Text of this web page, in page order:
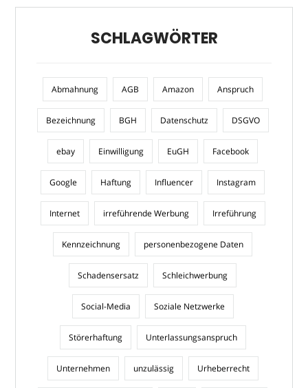
SCHLAGWÖRTER
Abmahnung AGB Amazon Anspruch
Bezeichnung BGH Datenschutz DSGVO
ebay Einwilligung EuGH Facebook
Google Haftung Influencer Instagram
Internet irreführende Werbung Irreführung
Kennzeichnung personenbezogene Daten
Schadensersatz Schleichwerbung
Social-Media Soziale Netzwerke
Störerhaftung Unterlassungsanspruch
Unternehmen unzulässig Urheberrecht